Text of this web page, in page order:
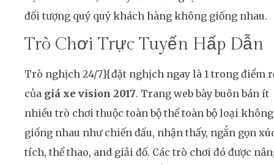
đối tượng quý quý khách hàng không giống nhau.
Trò Chơi Trực Tuyến Hấp Dẫn
Trò nghịch 24/7}{đặt nghịch ngay là 1 trong điểm
của giá xe vision 2017. Trang web bày buôn bán ít
nhiều trò chơi thuộc toàn bộ thể toàn bộ loại không
giống nhau như chiến đấu, nhận thấy, ngắn gọn
tích, thể thao, and giải đố. Các trò chơi đó được